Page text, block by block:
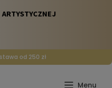
od 250 zł